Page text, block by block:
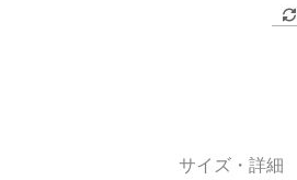
サイズ・詳細